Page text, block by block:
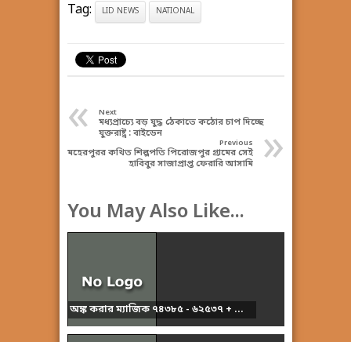
Tag: LID NEWS NATIONAL
« Next
মধ্যপ্রাচ্যে বড় যুদ্ধ ঠেকাতে কঠোর চাপ দিচ্ছে
যুক্তরাষ্ট্র : বাইডেন
»
Previous
মেহেরপুরর কথিত শিল্পপতি পিরোজপুর গ্রামের সেই
হাবিবুর সাজাপ্রাপ্ত ফেরারি আসামি
You May Also Like...
অঙ্ক করার ম্যাজিক ৭৪৩৮৫ - ৬২৫৩৭ + ...